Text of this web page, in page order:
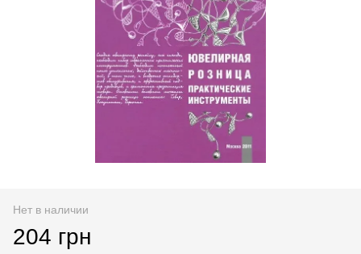
Нет в наличии
204 грн